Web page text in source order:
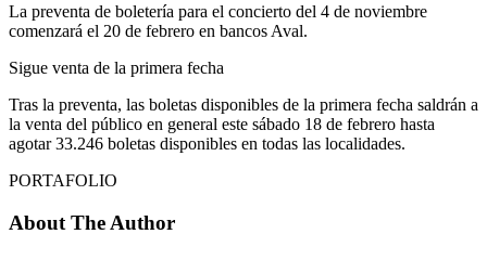
La preventa de boletería para el concierto del 4 de noviembre
comenzará el 20 de febrero en bancos Aval.
Sigue venta de la primera fecha
Tras la preventa, las boletas disponibles de la primera fecha saldrán a
la venta del público en general este sábado 18 de febrero hasta
agotar 33.246 boletas disponibles en todas las localidades.
PORTAFOLIO
About The Author